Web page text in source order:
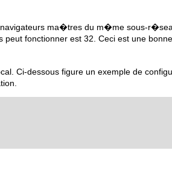
ma�tres du m�me sous-
fonctionner est 32. Ceci est une
Ci-dessous figure un exemple de